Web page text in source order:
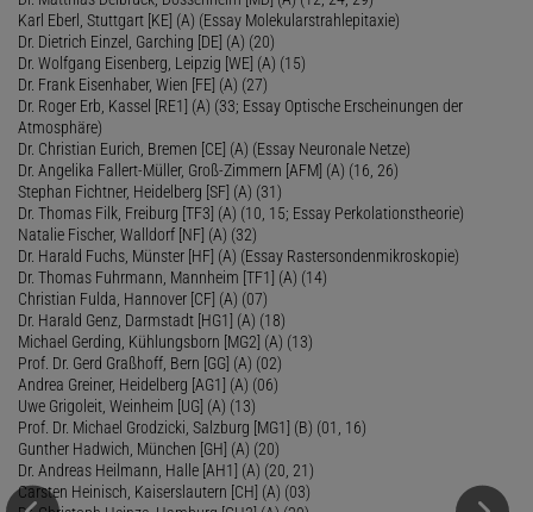
Karl Eberl, Stuttgart [KE] (A) (Essay Molekularstrahlepitaxie)
Dr. Dietrich Einzel, Garching [DE] (A) (20)
Dr. Wolfgang Eisenberg, Leipzig [WE] (A) (15)
Dr. Frank Eisenhaber, Wien [FE] (A) (27)
Dr. Roger Erb, Kassel [RE1] (A) (33; Essay Optische Erscheinungen der
Atmosphäre)
Dr. Christian Eurich, Bremen [CE] (A) (Essay Neuronale Netze)
Dr. Angelika Fallert-Müller, Groß-Zimmern [AFM] (A) (16, 26)
Stephan Fichtner, Heidelberg [SF] (A) (31)
Dr. Thomas Filk, Freiburg [TF3] (A) (10, 15; Essay Perkolationstheorie)
Natalie Fischer, Walldorf [NF] (A) (32)
Dr. Harald Fuchs, Münster [HF] (A) (Essay Rastersondenmikroskopie)
Dr. Thomas Fuhrmann, Mannheim [TF1] (A) (14)
Christian Fulda, Hannover [CF] (A) (07)
Dr. Harald Genz, Darmstadt [HG1] (A) (18)
Michael Gerding, Kühlungsborn [MG2] (A) (13)
Prof. Dr. Gerd Graßhoff, Bern [GG] (A) (02)
Andrea Greiner, Heidelberg [AG1] (A) (06)
Uwe Grigoleit, Weinheim [UG] (A) (13)
Prof. Dr. Michael Grodzicki, Salzburg [MG1] (B) (01, 16)
Gunther Hadwich, München [GH] (A) (20)
Dr. Andreas Heilmann, Halle [AH1] (A) (20, 21)
Carsten Heinisch, Kaiserslautern [CH] (A) (03)